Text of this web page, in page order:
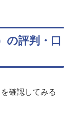
の評判・口
確認してみる